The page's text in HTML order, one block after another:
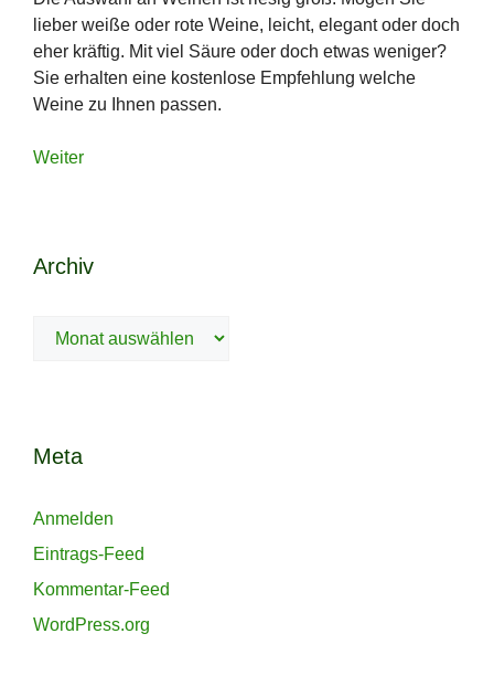
Weiter
Archiv
Meta
Eintrags-Feed
WordPress.org
Machen Sie ein Süßwein-Quiz!